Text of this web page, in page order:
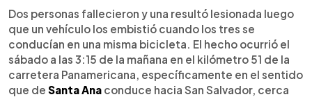
Escuchar artículo
Dos personas fallecieron y una resultó lesionada luego
que un vehículo los embistió cuando los tres se
conducían en una misma bicicleta. El hecho ocurrió el
sábado a las 3:15 de la mañana en el kilómetro 51 de la
carretera Panamericana, específicamente en el sentido
que de Santa Ana conduce hacia San Salvador, cerca